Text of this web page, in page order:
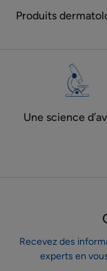
Produits
Une science
Recevez des
experts en